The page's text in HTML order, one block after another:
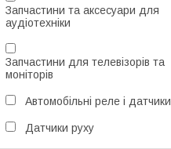
Запчастини та аксесуари для
аудіотехніки
Запчастини для телевізорів та
моніторів
Автомобільні реле і датчики
Датчики руху